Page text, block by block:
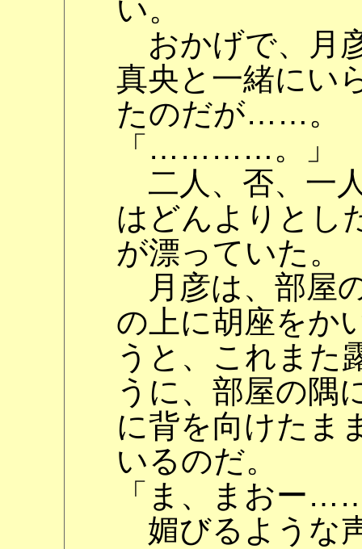
い。
おかげで、月
真央と一緒にい
たのだが……。
「…………。」
二人、否、一
はどんよりとし
が漂っていた。
月彦は、部屋
の上に胡座をか
うと、これまた
うに、部屋の隅
に背を向けたま
いるのだ。
「ま、まおー
媚びるような